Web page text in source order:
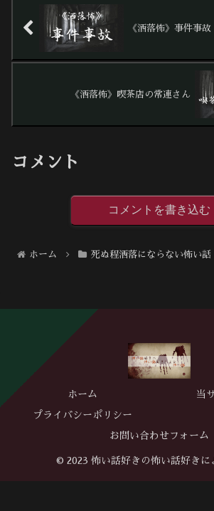
《洒落怖》事件事故
《洒落怖》喫茶店の常連さん
コメント
コメントを書き込む
ホーム 死ぬ程洒落にならない怖い話
ホーム 当
プライバシーポリシー
お問い合わせフォーム
© 2023 怖い話好きの怖い話好きに